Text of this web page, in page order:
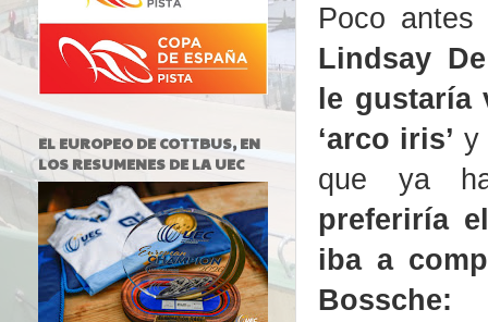
Poco antes
Lindsay
le gustaría
‘arco iris’ y
que ya
preferiría
iba a
Bossche:
EL EUROPEO DE COTTBUS, EN
LOS RESUMENES DE LA UEC